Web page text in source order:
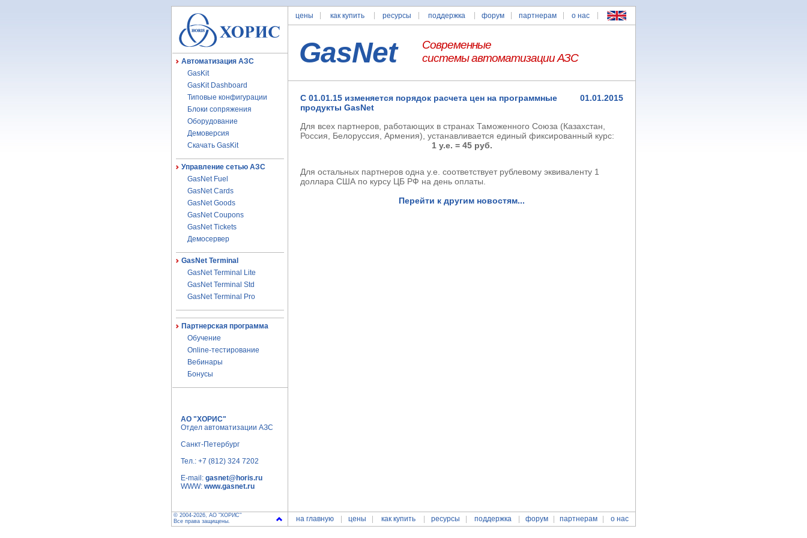
Автоматизация АЗС
GasKit
GasKit Dashboard
Типовые конфигурации
Блоки сопряжения
Оборудование
Демоверсия
Скачать GasKit
Управление сетью АЗС
GasNet Fuel
GasNet Cards
GasNet Goods
GasNet Coupons
GasNet Tickets
Демосервер
GasNet Terminal
GasNet Terminal Lite
GasNet Terminal Std
GasNet Terminal Pro
Партнерская программа
Обучение
Online-тестирование
Вебинары
Бонусы
цены как купить ресурсы поддержка форум партнерам о нас
GasNet
Современные
системы автоматизации АЗС
С 01.01.15 изменяется порядок расчета цен на программные
продукты GasNet
01.01.2015
Для всех партнеров, работающих в странах Таможенного Союза (Казахстан,
Россия, Белоруссия, Армения), устанавливается единый фиксированный курс:
1 у.е. = 45 руб.
Для остальных партнеров одна у.е. соответствует рублевому эквиваленту 1
доллара США по курсу ЦБ РФ на день оплаты.
Перейти к другим новостям...
АО "ХОРИС"
Отдел автоматизации АЗС
Санкт-Петербург
Тел.: +7 (812) 324 7202
E-mail: gasnet@horis.ru
WWW: www.gasnet.ru
© 2004-2026, АО "ХОРИС"
Все права защищены.
на главную цены как купить ресурсы поддержка форум партнерам о нас